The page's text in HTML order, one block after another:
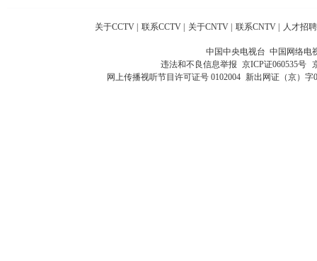
关于CCTV 联系CCTV 关于CNTV 联系CNTV 人才招聘
中国中央电视台 中国网络电
违法和不良信息举报 京ICP证060535号
网上传播视听节目许可证号 0102004 新出网证（京）